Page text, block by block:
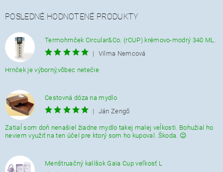
POSLEDNÉ HODNOTENÉ PRODUKTY
Termohrnček Circular&Co. (rCUP) krémovo-modrý 340 ML.
|
Vilma Nemcová
Hrnček je výborný,vôbec netečie
Cestovná dóza na mydlo
|
Ján Zengő
Zatiaĺ som doň nenašiel žiadne mydlo takej malej veĺkosti. Bohužial ho
neviem využiť na ten účel pre ktorý som ho kupoval. Škoda. 😉
Menštruačný kalíšok Gaia Cup veľkosť L